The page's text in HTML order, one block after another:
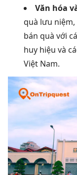
Văn hóa
quà lưu niệm,
bán quà với
huy hiệu và
Việt Nam.